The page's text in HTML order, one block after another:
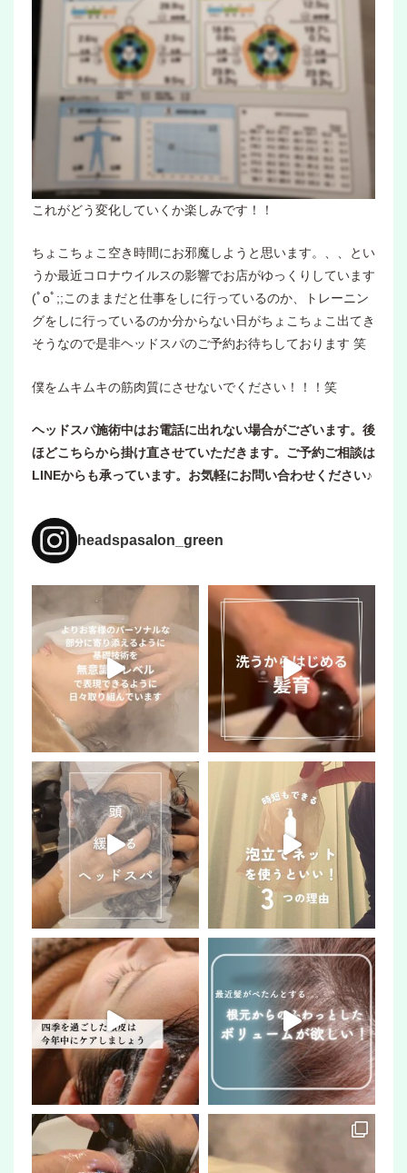
これがどう変化していくか楽しみです！！
ちょこちょこ空き時間にお邪魔しようと思います。、、とい
うか最近コロナウイルスの影響でお店がゆっくりしています
(ﾟoﾟ;;このままだと仕事をしに行っているのか、トレーニン
グをしに行っているのか分からない日がちょこちょこ出てき
そうなので是非ヘッドスパのご予約お待ちしております 笑
僕をムキムキの筋肉質にさせないでください！！！笑
ヘッドスパ施術中はお電話に出れない場合がございます。後
ほどこちらから掛け直させていただきます。ご予約ご相談は
LINEからも承っています。お気軽にお問い合わせください♪
headspasalon_green